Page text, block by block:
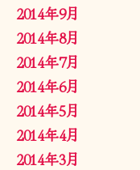
2014年9月
2014年8月
2014年7月
2014年6月
2014年5月
2014年4月
2014年3月